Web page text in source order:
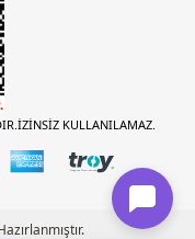
KULLANILAMAZ.